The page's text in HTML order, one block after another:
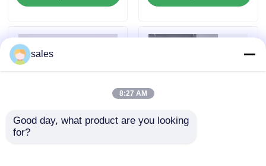
আমাদের সাথে যোগাযোগ করুন
খবর
VR Show
sales
8:27 AM
Good day, what product are you looking
for?